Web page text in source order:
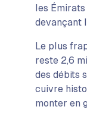
les
devançant
Le plus
reste 2,6
des débits
cuivre
monter en